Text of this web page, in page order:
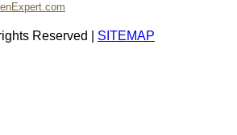
Reserved | SITEMAP